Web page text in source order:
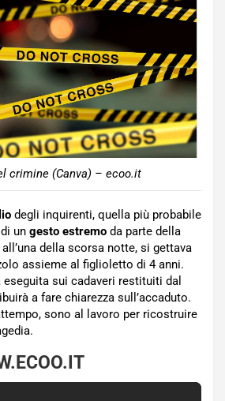
crimine (Canva) – ecoo.it
degli inquirenti, quella più probabile
un gesto estremo da parte della
della scorsa notte, si gettava
assieme al figlioletto di 4 anni.
eseguita sui cadaveri restituiti dal
a fare chiarezza sull’accaduto.
sono al lavoro per ricostruire